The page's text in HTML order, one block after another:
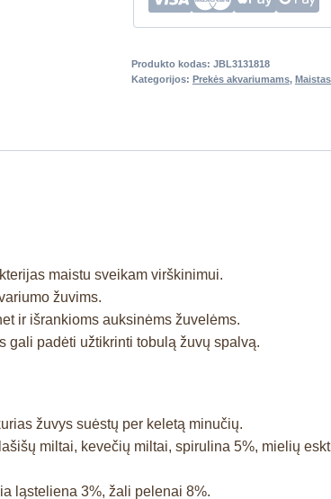
Produkto kodas: JBL3131818
Kategorijos: Prekės akvariumams,
maistu sveikam virškinimui.
žuvims.
ir išrankioms auksinėms žuvelėms.
gali padėti užtikrinti tobulą žuvų spalvą.
žuvys suėstų per keletą minučių.
miltai, kevečių miltai, spirulina 5%, mielių
ląsteliena 3%, žali pelenai 8%.